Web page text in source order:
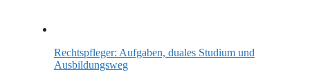
Rechtspfleger: Aufgaben, duales Studium und
Ausbildungsweg